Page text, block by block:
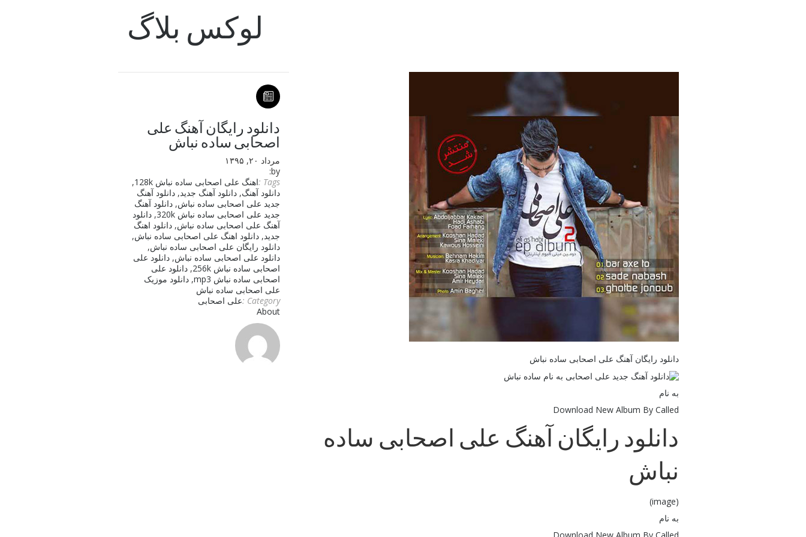
لوکس بلاگ
دانلود رایگان آهنگ علی
اصحابی ساده نباش
مرداد ۲۰, ۱۳۹۵
by:
Tags : اهنگ علی اصحابی ساده نباش 128k
,
دانلود آهنگ, دانلود آهنگ جدید, دانلود آهنگ
جدید علی اصحابی ساده نباش, دانلود آهنگ
جدید علی اصحابی ساده نباش 320k
, دانلود
آهنگ علی اصحابی ساده نباش, دانلود اهنگ
جدید, دانلود اهنگ علی اصحابی ساده نباش,
دانلود رایگان علی اصحابی ساده نباش,
دانلود علی اصحابی ساده نباش, دانلود علی
اصحابی ساده نباش 256k
, دانلود علی
اصحابی ساده نباش mp3
, دانلود موزیک
علی اصحابی ساده نباش
Category : علی اصحابی
About
دانلود رایگان آهنگ علی اصحابی ساده نباش
به نام
Download New Album By Called
دانلود رایگان آهنگ علی اصحابی ساده
نباش
(image)
به نام